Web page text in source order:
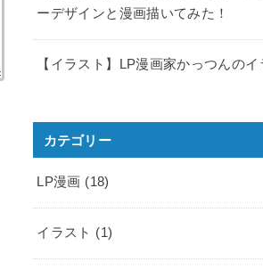
ーデザインと漫画描いてみた！
【イラスト】LP漫画家かっつんの
カテゴリー
LP漫画 (18)
イラスト (1)